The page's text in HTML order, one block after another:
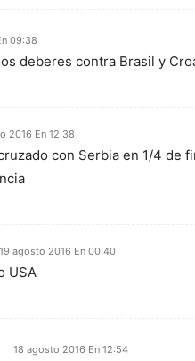
09:38
deberes contra Brasil y
2016 En 12:38
con Serbia en 1/4 de
19 agosto 2016 En 00:40
USA
18 agosto 2016 En 12:54